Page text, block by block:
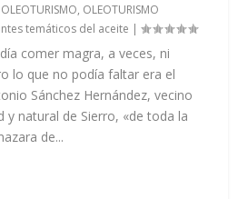
OLEOTURISMO, OLEOTURISMO
temáticos del aceite |
comer magra, a veces, ni
lo que no podía faltar era el
Sánchez Hernández, vecino
y natural de Sierro, «de toda la
de...